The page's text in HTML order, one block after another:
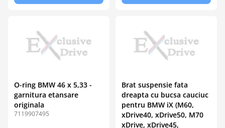
O-ring BMW 46 x 5,33 -
garnitura etansare
originala
7119907495
Brat suspensie fata
dreapta cu bucsa cauciuc
pentru BMW iX (M60,
xDrive40, xDrive50, M70
xDrive, xDrive45,